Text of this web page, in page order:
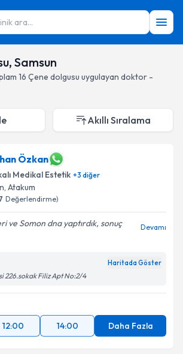
ara...
Samsun
16 Çene dolgusu uygulayan doktor -
Akıllı Sıralama
Özkan
Medikal Estetik +3 diğer
, Atakum
Değerlendirme)
ve Somon dna yaptırdık, sonuç
Devamı
Haritada Göster
226.sokak Filiz Apt No:2/4
12:00 14:00 Daha Fazla